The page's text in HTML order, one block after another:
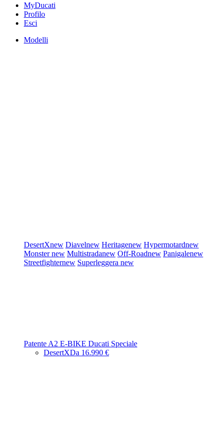
MyDucati
Profilo
Esci
Modelli
DesertXnew Diavelnew Heritagenew Hypermotardnew
Monsternew Multistradanew Off-Roadnew Panigalenew
Streetfighternew Superleggera new
Patente A2 E-BIKE Ducati Speciale
DesertXDa 16.990 €